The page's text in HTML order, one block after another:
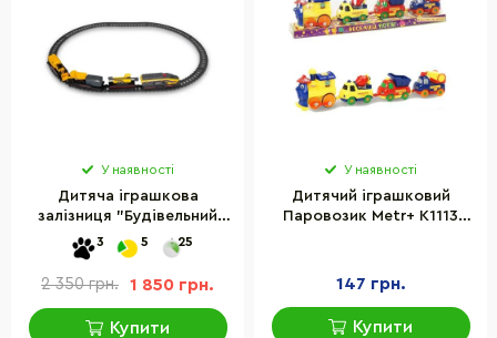
У наявності
Дитяча іграшкова
залізниця "Будівельний
експрес" Funrise 82949 з
міні-технікою
3 5 25
2 350 грн. 1 850 грн.
Купити
У наявності
Дитячий іграшковий
Паровозик Metr+ K1113
147 грн.
Купити